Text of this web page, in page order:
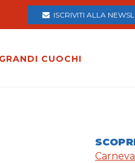
ISCRIVITI ALLA
GRANDI CUOCHI